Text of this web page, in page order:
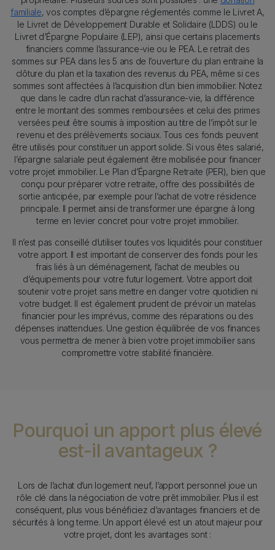
familiale, vos comptes d’épargne réglementés comme le Livret A,
le Livret de Développement Durable et Solidaire (LDDS) ou le
Livret d’Épargne Populaire (LEP), ainsi que certains placements
financiers comme l’assurance-vie ou le PEA. Le retrait des
sommes sur PEA dans les 5 ans de l’ouverture du plan entraine la
clôture du plan et la taxation des revenus du PEA, même si ces
sommes sont affectées à l’acquisition d’un bien immobilier. Notez
que dans le cadre d’un rachat d’assurance-vie, la différence
entre le montant des sommes remboursées et celui des primes
versées peut être soumis à imposition au titre de l’impôt sur le
revenu et des prélèvements sociaux. Tous ces fonds peuvent
être utilisés pour constituer un apport solide. Si vous êtes salarié,
l’épargne salariale peut également être mobilisée pour financer
votre projet immobilier. Le Plan d’Épargne Retraite (PER), bien que
conçu pour préparer votre retraite, offre des possibilités de
sortie anticipée, par exemple pour l’achat de votre résidence
principale. Il permet ainsi de transformer une épargne à long
terme en levier concret pour votre projet immobilier.
Il n’est pas conseillé d’utiliser toutes vos liquidités pour constituer
votre apport. Il est important de conserver des fonds pour les
frais liés à un déménagement, l’achat de meubles ou
d’équipements pour votre futur logement. Votre apport doit
soutenir votre projet sans mettre en danger votre quotidien ni
votre budget. Il est également prudent de prévoir un matelas
financier pour les imprévus, comme des réparations ou des
dépenses inattendues. Une gestion équilibrée de vos finances
vous permettra de mener à bien votre projet immobilier sans
compromettre votre stabilité financière.
Pourquoi un apport plus élevé
est-il avantageux ?
Texte
Lors de l’achat d’un logement neuf, l’apport personnel joue un
rôle clé dans la négociation de votre prêt immobilier. Plus il est
conséquent, plus vous bénéficiez d’avantages financiers et de
sécurités à long terme. Un apport élevé est un atout majeur pour
votre projet, dont les avantages sont :